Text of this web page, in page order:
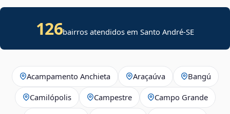
126bairros atendidos emSanto André-SE
Acampamento Anchieta Araçaúva Bangú
Camilópolis Campestre Campo Grande